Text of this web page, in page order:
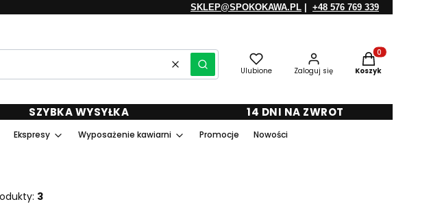
SKLEP@SPOKOKAWA.PL +48 576 769 339
WyczyśćSzukaj Ulubione Zaloguj się
Produkty w
Koszyk
SZYBKA WYSYŁKA 14 DNI NA ZWROT
Ekspresy Wyposażenie kawiarni Promocje Nowości
3